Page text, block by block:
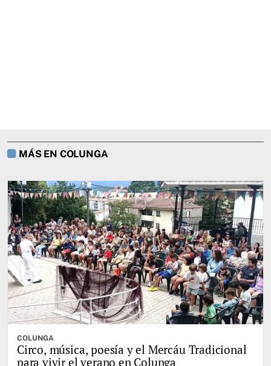
MÁS EN COLUNGA
COLUNGA
Circo, música, poesía y el Mercáu Tradicional
para vivir el verano en Colunga